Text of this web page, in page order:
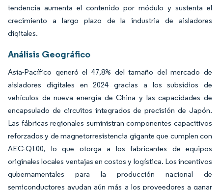
tendencia aumenta el contenido por módulo y sustenta el
crecimiento a largo plazo de la industria de aisladores
digitales.
Análisis Geográfico
Asia-Pacífico generó el 47,8% del tamaño del mercado de
aisladores digitales en 2024 gracias a los subsidios de
vehículos de nueva energía de China y las capacidades de
encapsulado de circuitos integrados de precisión de Japón.
Las fábricas regionales suministran componentes capacitivos
reforzados y de magnetorresistencia gigante que cumplen con
AEC-Q100, lo que otorga a los fabricantes de equipos
originales locales ventajas en costos y logística. Los incentivos
gubernamentales para la producción nacional de
semiconductores ayudan aún más a los proveedores a ganar